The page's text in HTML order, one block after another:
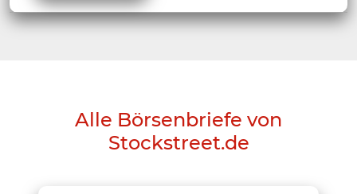
Alle Börsenbriefe von
Stockstreet.de